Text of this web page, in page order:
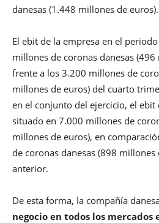
danesas (1.448 millones de euros).
El ebit de la empresa en el
millones de coronas danesas
frente a los 3.200 millones de
millones de euros) del cuarto
en el conjunto del ejercicio, el ebit
situado en 7.000 millones de
millones de euros), en
de coronas danesas (898
anterior.
De esta forma, la compañía
negocio en todos los mercados